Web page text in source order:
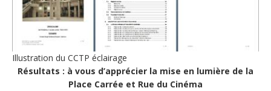
Illustration du CCTP éclairage
Résultats : à vous d’apprécier la mise en lumière de la
Place Carrée et Rue du Cinéma